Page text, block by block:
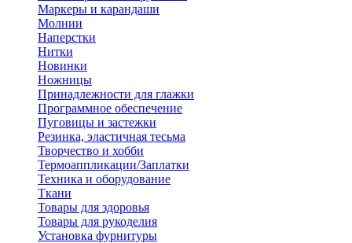
Маркеры и карандаши
Молнии
Наперстки
Нитки
Новинки
Ножницы
Принадлежности для глажки
Программное обеспечение
Пуговицы и застежки
Резинка, эластичная тесьма
Творчество и хобби
Термоаппликации/Заплатки
Техника и оборудование
Ткани
Товары для здоровья
Товары для рукоделия
Установка фурнитуры